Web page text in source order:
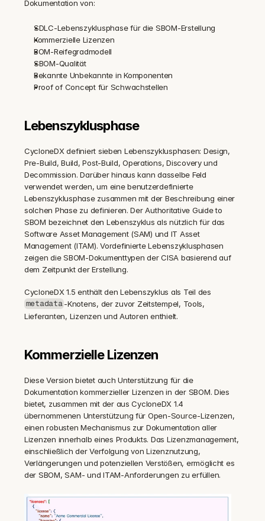
Dokumentation von:
SDLC-Lebenszyklusphase für die SBOM-Erstellung
Kommerzielle Lizenzen
BOM-Reifegradmodell
SBOM-Qualität
Bekannte Unbekannte in Komponenten
Proof of Concept für Schwachstellen
Lebenszyklusphase
CycloneDX definiert sieben Lebenszyklusphasen: Design,
Pre-Build, Build, Post-Build, Operations, Discovery und
Decommission. Darüber hinaus kann dasselbe Feld
verwendet werden, um eine benutzerdefinierte
Lebenszyklusphase zusammen mit der Beschreibung einer
solchen Phase zu definieren. Der Authoritative Guide to
SBOM bezeichnet den Lebenszyklus als nützlich für das
Software Asset Management (SAM) und IT Asset
Management (ITAM). Vordefinierte Lebenszyklusphasen
zeigen die SBOM-Dokumenttypen der CISA basierend auf
dem Zeitpunkt der Erstellung.
metadata -Knotens, der zuvor Zeitstempel, Tools,
Lieferanten, Lizenzen und Autoren enthielt.
Kommerzielle Lizenzen
Diese Version bietet auch Unterstützung für die
Dokumentation kommerzieller Lizenzen in der SBOM. Dies
bietet, zusammen mit der aus CycloneDX 1.4
übernommenen Unterstützung für Open-Source-Lizenzen,
einen robusten Mechanismus zur Dokumentation aller
Lizenzen innerhalb eines Produkts. Das Lizenzmanagement,
einschließlich der Verfolgung von Lizenznutzung,
Verlängerungen und potenziellen Verstößen, ermöglicht es
der SBOM, SAM- und ITAM-Anforderungen zu erfüllen.